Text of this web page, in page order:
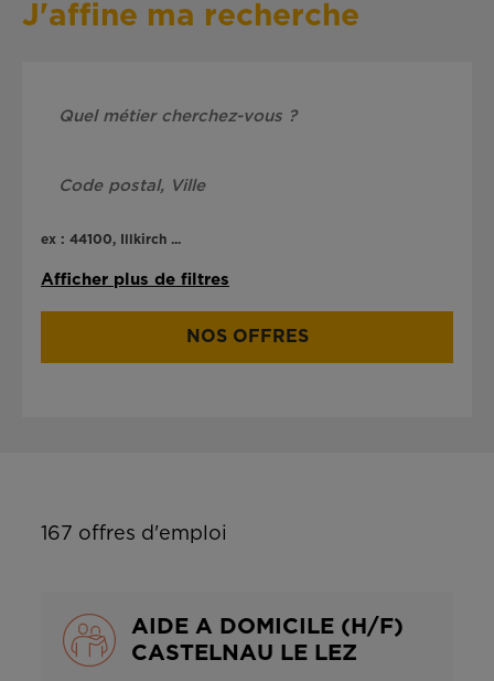
J'affine ma recherche
ex : 44100, Illkirch ...
Afficher plus de filtres
NOS OFFRES
167 offres d'emploi
AIDE A DOMICILE (H/F)
CASTELNAU LE LEZ